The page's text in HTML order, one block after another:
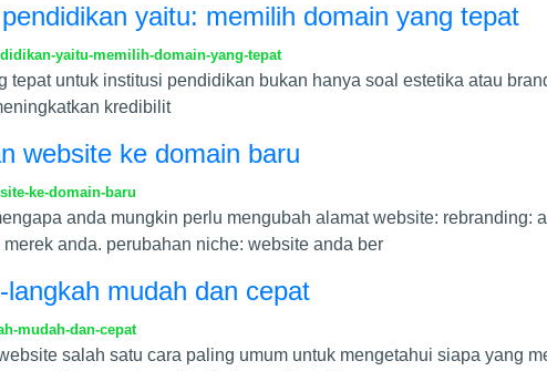
yaitu: memilih domain yang tepat
yaitu-memilih-domain-yang-tepat
untuk institusi pendidikan bukan hanya soal estetika atau
kredibilit
website ke domain baru
ke-domain-baru
anda mungkin perlu mengubah alamat website: rebranding:
anda. perubahan niche: website anda ber
mudah dan cepat
mudah-dan-cepat
salah satu cara paling umum untuk mengetahui siapa yang